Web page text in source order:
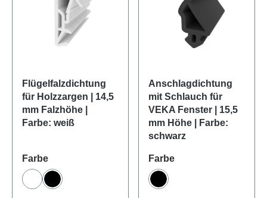
Flügelfalzdichtung
für Holzzargen | 14,5
mm Falzhöhe |
Farbe: weiß
Farbeauswählen
WeißSchwarz
Anschlagdichtung
mit Schlauch für
VEKA Fenster | 15,5
mm Höhe | Farbe:
schwarz
Farbeauswählen
Schwarz